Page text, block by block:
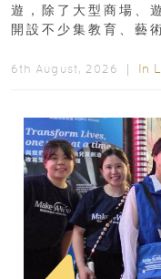
遊，除了大型商場、
開設不少集教育、藝
6th August, 2026 ｜ In